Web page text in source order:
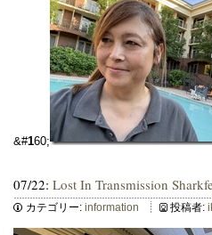
&#160;
07/22: Lost In Transmission
カテゴリー: information 投稿者: